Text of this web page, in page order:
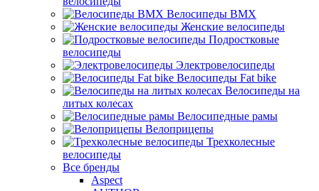
Велосипеды BMX
Женские велосипеды
Подростковые
велосипеды
Электровелосипеды
Велосипеды Fat bike
Велосипеды на
литых колесах
Велосипедные рамы
Велоприцепы
Трехколесные
велосипеды
Все бренды
Aspect